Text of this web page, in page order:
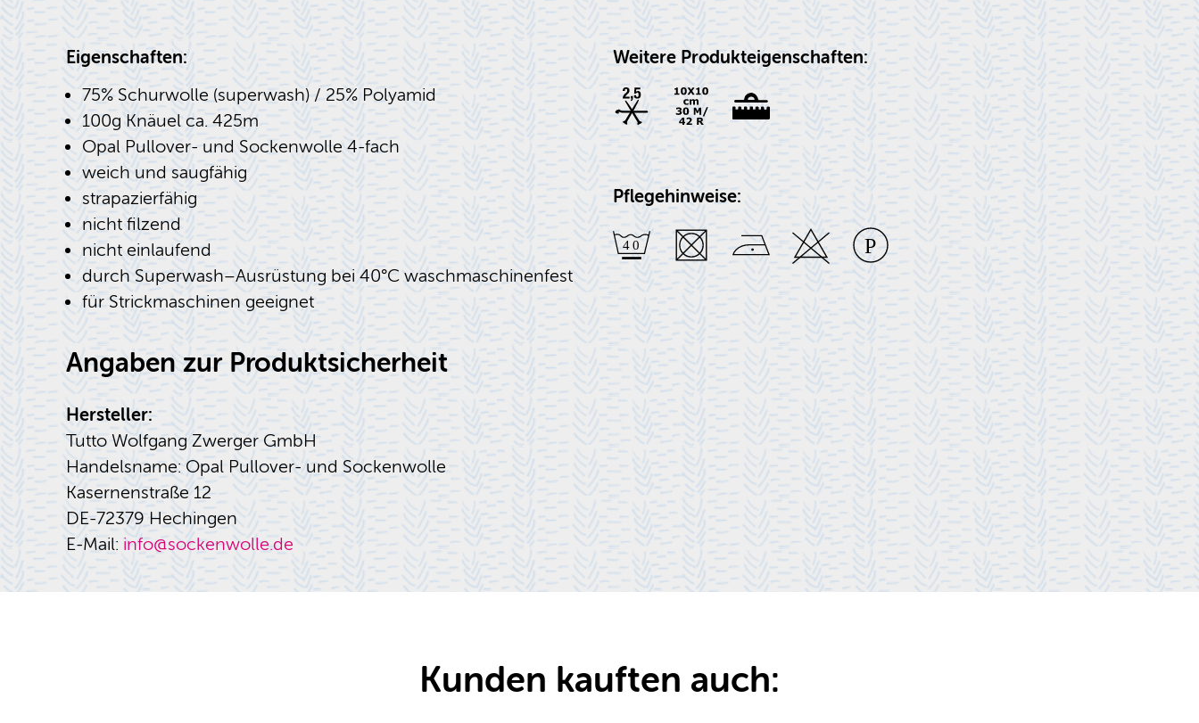
Eigenschaften:
75% Schurwolle (superwash) / 25% Polyamid
100g Knäuel ca. 425m
Opal Pullover- und Sockenwolle 4-fach
weich und saugfähig
strapazierfähig
nicht filzend
nicht einlaufend
durch Superwash–Ausrüstung bei 40°C waschmaschinenfest
für Strickmaschinen geeignet
Weitere Produkteigenschaften:
Pflegehinweise:
Angaben zur Produktsicherheit
Hersteller:
Tutto Wolfgang Zwerger GmbH
Handelsname: Opal Pullover- und Sockenwolle
Kasernenstraße 12
DE-72379 Hechingen
E-Mail: info@sockenwolle.de
Kunden kauften auch: